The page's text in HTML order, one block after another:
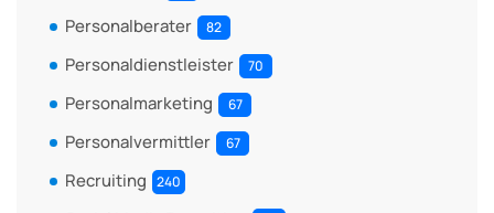
Personalberater 82
Personaldienstleister 70
Personalmarketing 67
Personalvermittler 67
Recruiting 240